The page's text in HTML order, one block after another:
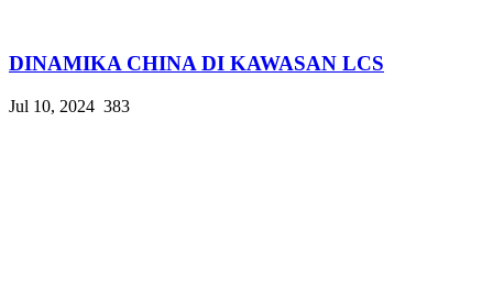
DINAMIKA CHINA DI KAWASAN LCS
Jul 10, 2024 383